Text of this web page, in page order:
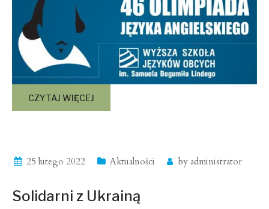
CZYTAJ WIĘCEJ
25 lutego 2022 Aktualności by administrator
Solidarni z Ukrainą